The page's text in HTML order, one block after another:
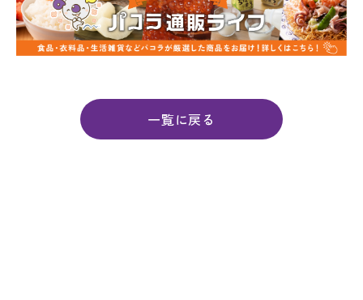
一覧に戻る